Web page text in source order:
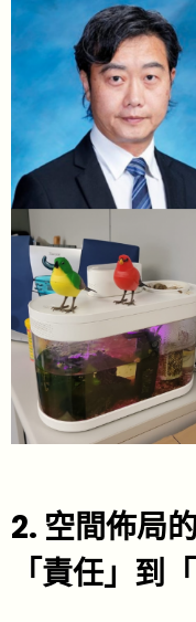
2. 空間佈局
「責任」到